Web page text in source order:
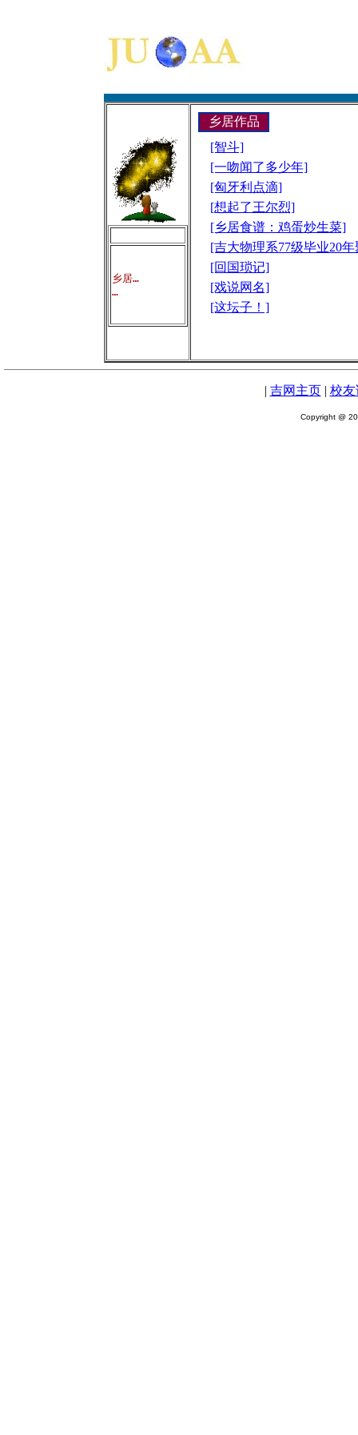
乡居…
乡居作品
[智斗]
[一吻闻了多少年]
[匈牙利点滴]
[想起了王尔烈]
[乡居食谱：鸡蛋炒生菜]
[吉大物理系77级毕业20
[回国琐记]
[戏说网名]
[这坛子！]
| 吉网主页| 校
Copyright @